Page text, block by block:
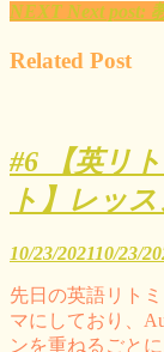
NEXT Next post:
Related Post
#6 【英リ
ト】レッ
10/23/202110/23/
先日の英語リト
マにしており、
ンを重ねるごと